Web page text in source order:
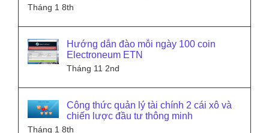
Tháng 1 8th
Hướng dẫn đào mỗi ngày 100 coin
Electroneum ETN
Tháng 11 2nd
Công thức quản lý tài chính 2 cái xô và
chiến lược đầu tư thông minh
Tháng 1 8th